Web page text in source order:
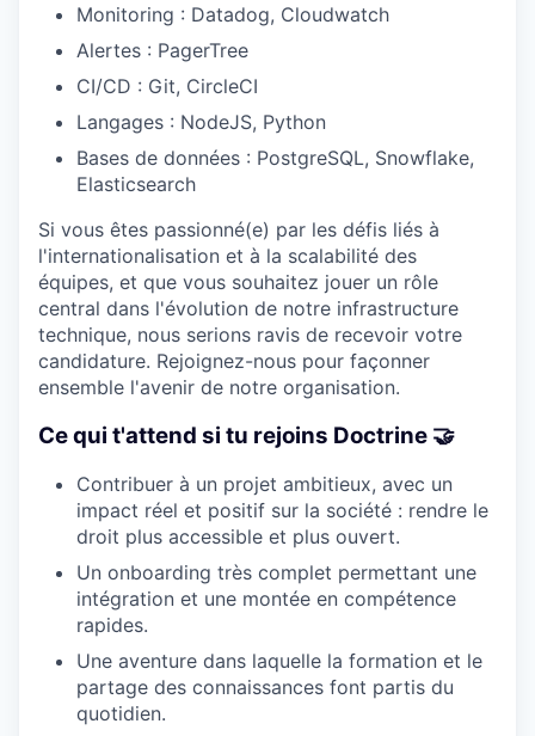
Monitoring : Datadog, Cloudwatch
Alertes : PagerTree
CI/CD : Git, CircleCI
Langages : NodeJS, Python
Bases de données : PostgreSQL, Snowflake,
Elasticsearch
Si vous êtes passionné(e) par les défis liés à
l'internationalisation et à la scalabilité des
équipes, et que vous souhaitez jouer un rôle
central dans l'évolution de notre infrastructure
technique, nous serions ravis de recevoir votre
candidature. Rejoignez-nous pour façonner
ensemble l'avenir de notre organisation.
Ce qui t'attend si tu rejoins Doctrine 🤝
Contribuer à un projet ambitieux, avec un
impact réel et positif sur la société : rendre le
droit plus accessible et plus ouvert.
Un onboarding très complet permettant une
intégration et une montée en compétence
rapides.
Une aventure dans laquelle la formation et le
partage des connaissances font partis du
quotidien.